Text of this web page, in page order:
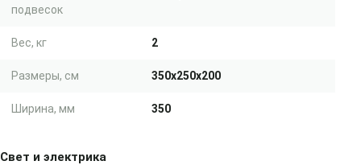
подвесок
Вес, кг 2
Размеры, см 350x250x200
Ширина, мм 350
Свет и электрика